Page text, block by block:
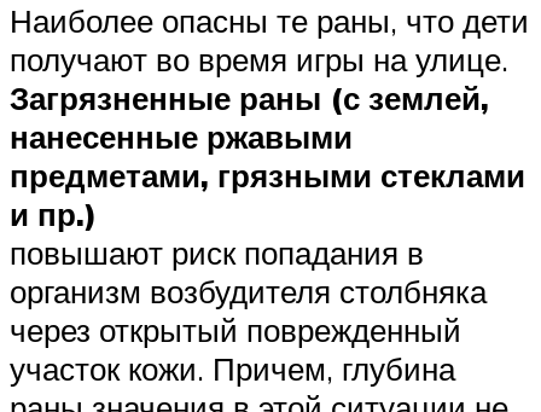
Наиболее опасны те раны, что дети
получают во время игры на улице.
Загрязненные раны (с землей,
нанесенные ржавыми
предметами, грязными стеклами
и пр.)
повышают риск попадания в
организм возбудителя столбняка
через открытый поврежденный
участок кожи. Причем, глубина